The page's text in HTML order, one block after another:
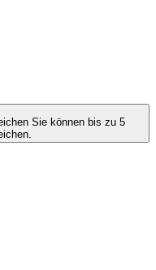
Sie können bis zu 5